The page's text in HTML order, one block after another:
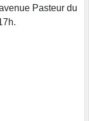
Pasteur du